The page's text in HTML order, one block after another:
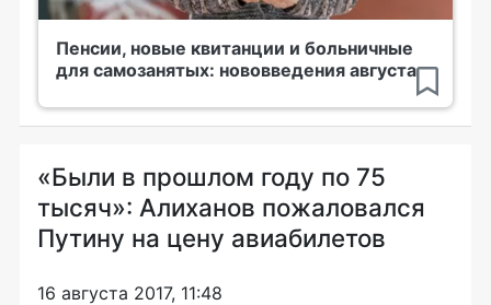
Пенсии, новые квитанции и больничные
для самозанятых: нововведения августа
«Были в прошлом году по 75
тысяч»: Алиханов пожаловался
Путину на цену авиабилетов
16 августа 2017, 11:48